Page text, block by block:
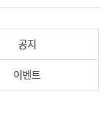
공지
이벤트